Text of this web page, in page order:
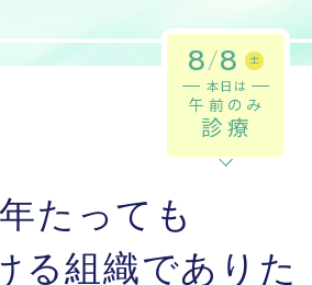
8/8 土
本日は
午前のみ
診療
たっても
る組織でありた